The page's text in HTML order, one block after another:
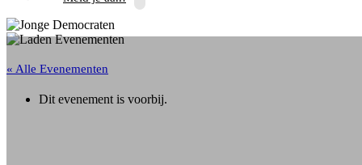
« Alle Evenementen
Dit evenement is voorbij.